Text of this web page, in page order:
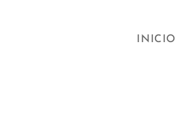
INICIO